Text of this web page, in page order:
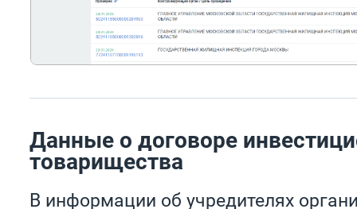
Данные о договоре
товарищества
В информации об учредителях